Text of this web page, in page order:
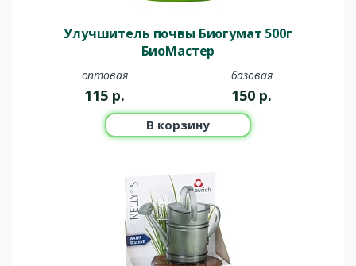
Улучшитель почвы Биогумат 500г
БиоМастер
оптовая
115 р.
базовая
150 р.
В корзину